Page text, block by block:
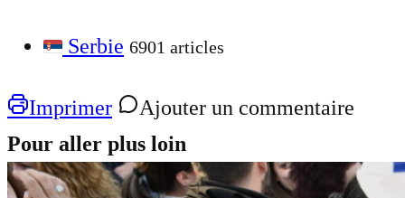
Serbie 6901 articles
Imprimer
Ajouter un commentaire
Pour aller plus loin